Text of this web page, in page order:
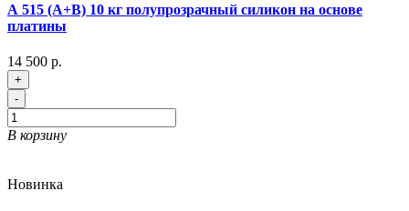
А 515 (A+B) 10 кг полупрозрачный силикон на основе
платины
14 500 р.
+
-
В корзину
Новинка